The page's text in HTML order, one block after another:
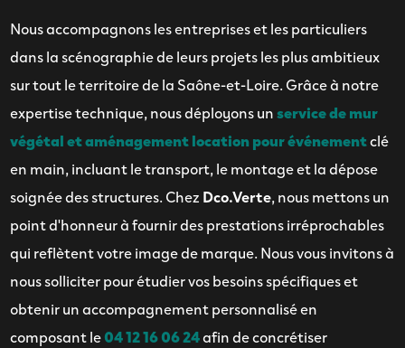
Nous accompagnons les entreprises et les particuliers
dans la scénographie de leurs projets les plus ambitieux
sur tout le territoire de la Saône-et-Loire. Grâce à notre
expertise technique, nous déployons unservice de mur
végétal et aménagement location pour événementclé
en main, incluant le transport, le montage et la dépose
soignée des structures. Chez Dco.Verte, nous mettons un
point d'honneur à fournir des prestations irréprochables
qui reflètent votre image de marque. Nous vous invitons à
nous solliciter pour étudier vos besoins spécifiques et
obtenir un accompagnement personnalisé en
composant le04 12 16 06 24afin de concrétiser